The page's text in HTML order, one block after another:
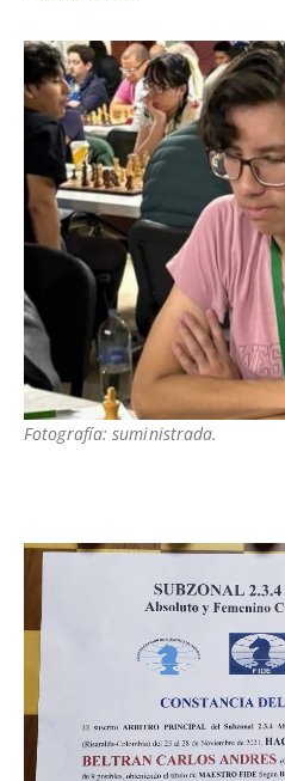
Fotografía: suministrada.